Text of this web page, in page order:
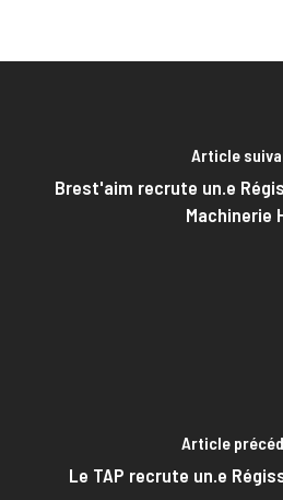
Article
Brest'aim recrute un.e
Machinerie
Article
Le TAP recrute un.e